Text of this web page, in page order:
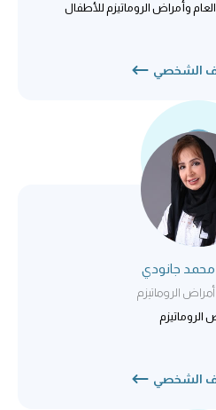
وأمراض الروماتيزم للأطفال
الشخصي
محمد جانودي
الروماتيزم
الروماتيزم
الشخصي